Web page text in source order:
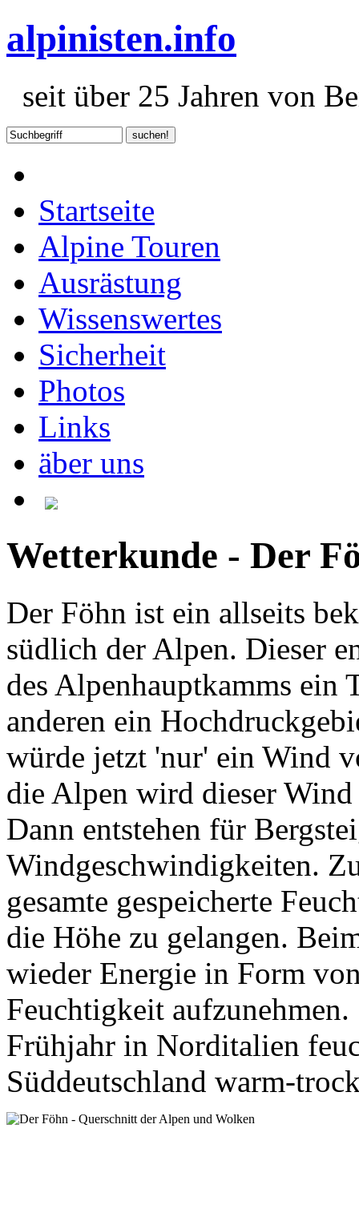
alpinisten.info
seit über 25 Jahren von
Startseite
Alpine Touren
Ausrästung
Wissenswertes
Sicherheit
Photos
Links
äber uns
Wetterkunde - Der
Der Föhn ist ein allseits
südlich der Alpen. Dieser
des Alpenhauptkamms ein
anderen ein
würde jetzt 'nur' ein Wind
die Alpen wird dieser
Dann entstehen für
Windgeschwindigkeiten.
gesamte gespeicherte
die Höhe zu gelangen.
wieder Energie in Form
Feuchtigkeit aufzunehmen.
Frühjahr in Norditalien
Süddeutschland warm-